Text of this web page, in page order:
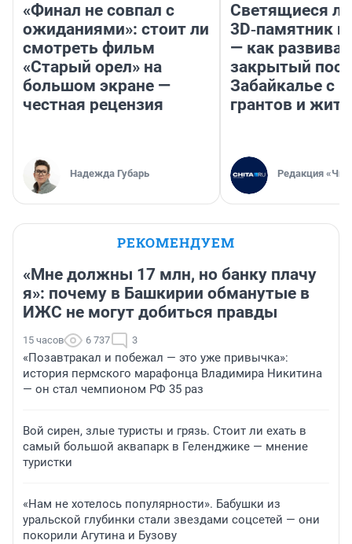
«Финал не совпал с
ожиданиями»: стоит ли
смотреть фильм
«Старый орел» на
большом экране —
честная рецензия
Надежда Губарь
Светящиеся
3D‑памятник и
— как
закрытый
Забайкалье с
грантов и
Редакция
РЕКОМЕНДУЕМ
«Мне должны 17 млн, но банку плачу
я»: почему в Башкирии обманутые в
ИЖС не могут добиться правды
15 часов 6 737 3
«Позавтракал и побежал — это уже привычка»:
история пермского марафонца Владимира Никитина
— он стал чемпионом РФ 35 раз
Вой сирен, злые туристы и грязь. Стоит ли ехать в
самый большой аквапарк в Геленджике — мнение
туристки
«Нам не хотелось популярности». Бабушки из
уральской глубинки стали звездами соцсетей — они
покорили Агутина и Бузову